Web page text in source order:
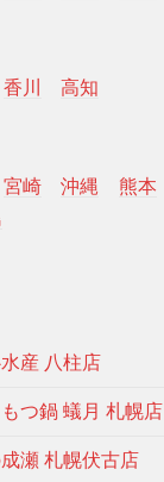
香川 高知
宮崎 沖縄 熊本
水産 八柱店
もつ鍋 蟻月 札幌店
成瀬 札幌伏古店